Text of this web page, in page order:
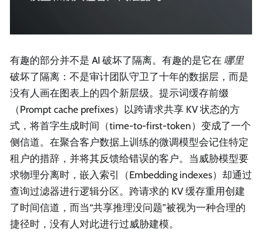
有趣的部分并不是 AI 破坏了隔离。有趣的是它在 哪里
破坏了隔离：不是审计团队守卫了十年的数据层，而是
没有人画在图表上的四个新层级。提示词缓存前缀
（Prompt cache prefixes）以跨请求共享 KV 状态的方
式，将首字生成时间（time-to-first-token）变成了一个
侧信道。在聚合客户数据上训练的微调模型会记住特定
租户的措辞，并将其反馈给错误的客户。当威胁模型要
求物理分离时，嵌入索引（Embedding indexes）却通过
查询过滤器进行逻辑分区。跨请求的 KV 缓存重用创建
了时间信道，而当“共享推理没问题”被视为一种合理的
捷径时，没有人对此进行过威胁建模。